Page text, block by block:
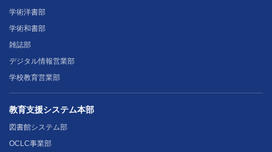
学術洋書部
学術和書部
雑誌部
デジタル情報営業部
学校教育営業部
教育支援システム本部
図書館システム部
OCLC事業部